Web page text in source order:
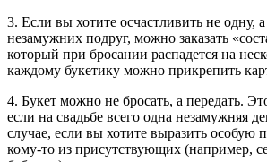
3. Если вы хотите осчастливить не одну, а
незамужних подруг, можно заказать
который при бросании распадется на
каждому букетику можно прикрепить
4. Букет можно не бросать, а передать.
если на свадьбе всего одна незамужняя
случае, если вы хотите выразить особую
кому-то из присутствующих (например,